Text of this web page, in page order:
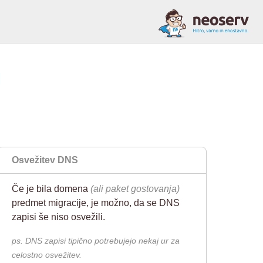
Osvežitev DNS
Če je bila domena (ali paket gostovanja)
predmet migracije, je možno, da se DNS
zapisi še niso osvežili.
ps. DNS zapisi tipično potrebujejo nekaj ur za
celostno osvežitev.